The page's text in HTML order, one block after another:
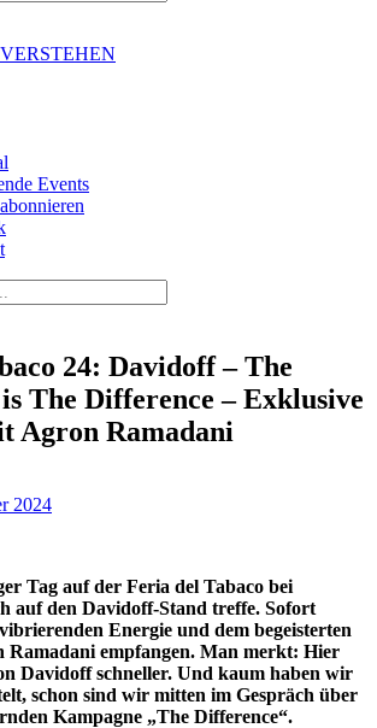
Events
24: Davidoff – The
The Difference – Exklusive
Agron Ramadani
2024
Tag auf der Feria del Tabaco bei
auf den Davidoff-Stand treffe. Sofort
Energie und dem begeisterten
Ramadani empfangen. Man merkt: Hier
Davidoff schneller. Und kaum haben wir
schon sind wir mitten im Gespräch über
Kampagne „The Difference“.